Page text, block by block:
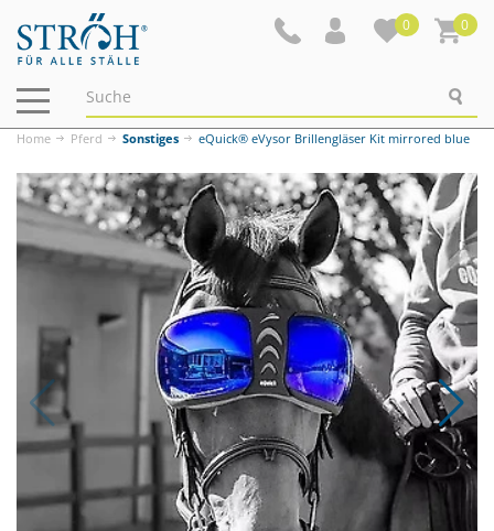
0 0
Navigation
ein-/ausblenden
Home Pferd Sonstiges eQuick® eVysor Brillengläser Kit mirrored blue